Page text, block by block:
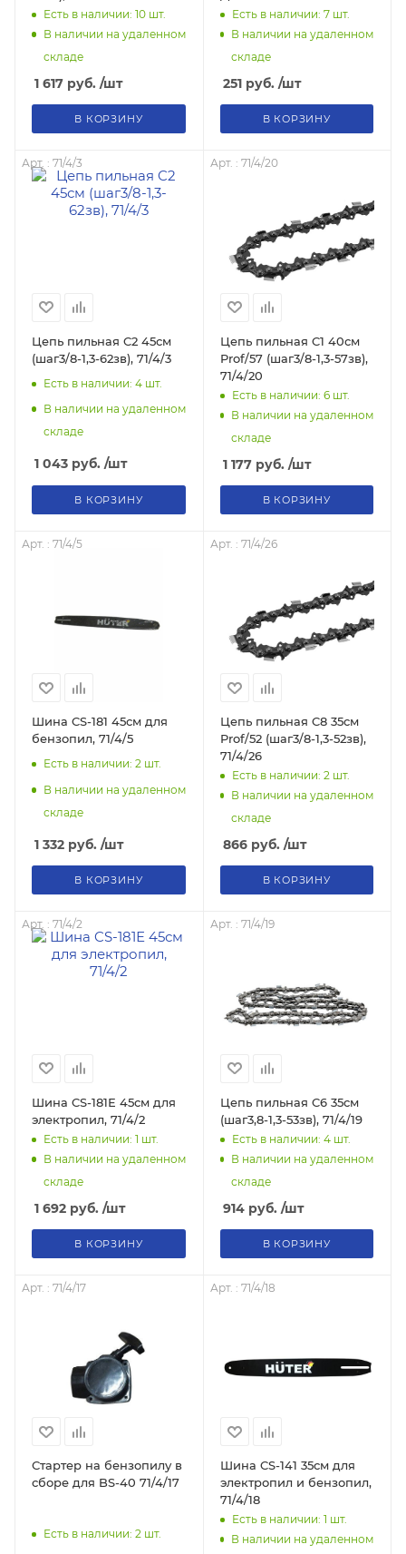
Есть в наличии: 10 шт.
В наличии на удаленном
складе
1 617 руб. /шт
В КОРЗИНУ
двигателей, 71/2/27
Есть в наличии: 7шт.
В наличии на удаленном
складе
251руб. /шт
В КОРЗИНУ
Арт. : 71/4/3
Цепь пильная C2 45см
(шаг3/8-1,3-62зв), 71/4/3
Есть в наличии: 4 шт.
В наличии на удаленном
складе
1 043 руб. /шт
В КОРЗИНУ
Арт. : 71/4/20
Цепь пильная C1 40см
Prof/57 (шаг3/8-1,3-57зв),
71/4/20
Есть в наличии: 6шт.
В наличии на удаленном
складе
1 177руб. /шт
В КОРЗИНУ
Арт. : 71/4/5
Шина CS-181 45см для
бензопил, 71/4/5
Есть в наличии: 2 шт.
В наличии на удаленном
складе
1 332 руб. /шт
В КОРЗИНУ
Арт. : 71/4/26
Цепь пильная C8 35см
Prof/52 (шаг3/8-1,3-52зв),
71/4/26
Есть в наличии: 2шт.
В наличии на удаленном
складе
866руб. /шт
В КОРЗИНУ
Арт. : 71/4/2
Шина CS-181Е 45см для
электропил, 71/4/2
Есть в наличии: 1 шт.
В наличии на удаленном
складе
1 692 руб. /шт
В КОРЗИНУ
Арт. : 71/4/19
Цепь пильная C6 35см
(шаг3,8-1,3-53зв), 71/4/19
Есть в наличии: 4шт.
В наличии на удаленном
складе
914руб. /шт
В КОРЗИНУ
Арт. : 71/4/17
Стартер на бензопилу в
сборе для BS-40 71/4/17
Есть в наличии: 2 шт.
Арт. : 71/4/18
Шина CS-141 35см для
электропил и бензопил,
71/4/18
Есть в наличии: 1 шт.
В наличии на удаленном